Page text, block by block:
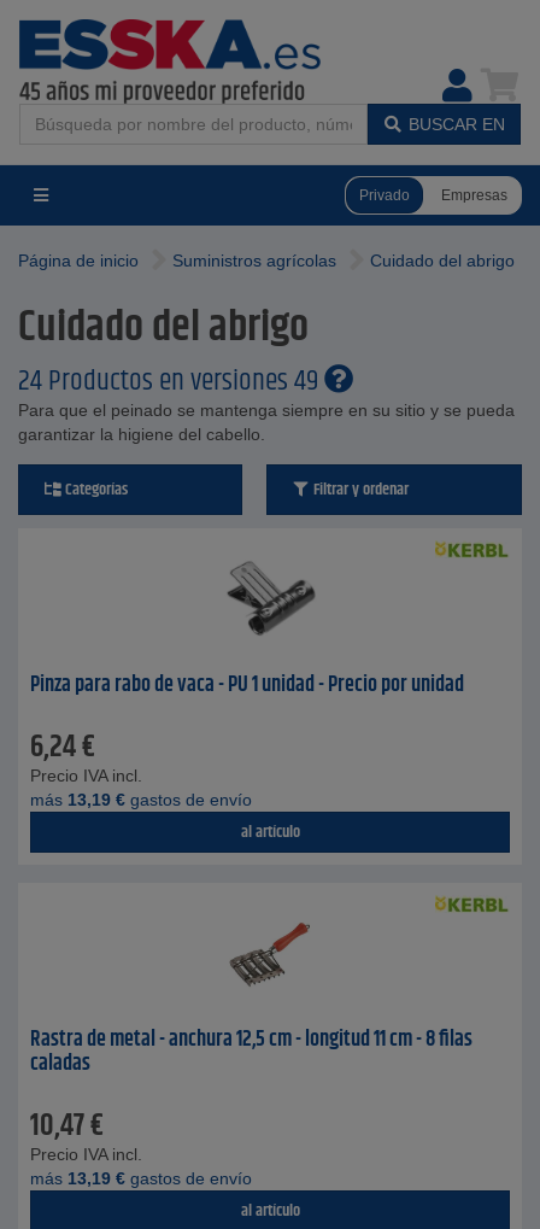
BUSCAR EN
Privado Empresas
Página de inicio Suministros agrícolas Cuidado del abrigo
Cuidado del abrigo
24 Productos en versiones 49
Para que el peinado se mantenga siempre en su sitio y se pueda
garantizar la higiene del cabello.
Categorías Filtrar y ordenar
Pinza para rabo de vaca - PU 1 unidad - Precio por unidad
6,24€
Precio IVA incl.
más 13,19 € gastos de envío
al artículo
Rastra de metal - anchura 12,5 cm - longitud 11 cm - 8 filas
caladas
10,47€
Precio IVA incl.
más 13,19 € gastos de envío
al artículo